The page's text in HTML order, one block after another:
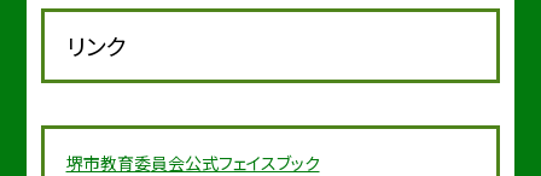
リンク
堺市教育委員会公式フェイスブック